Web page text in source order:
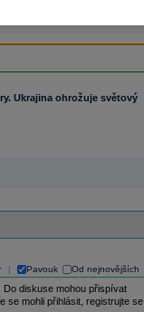
Ukrajina ohrožuje světový
Pavouk Od nejnovějších
diskuse mohou přispívat
se mohli přihlásit, registrujte se